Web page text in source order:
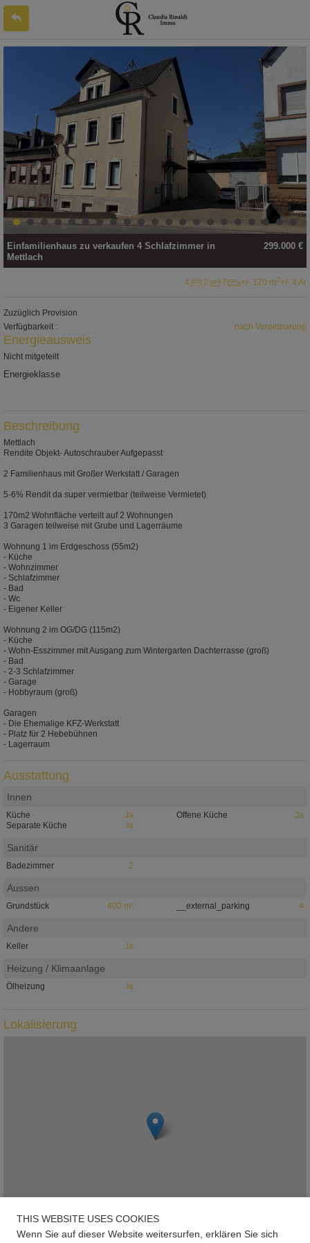
299.000 €
Einfamilienhaus zu verkaufen 4 Schlafzimmer in
Mettlach
4 2 7 +/- 170 m2+/- 4 Ar
Zuzüglich Provision
Verfügbarkeit :
nach Vereinbarung
Energieausweis
Nicht mitgeteilt
Energieklasse
Beschreibung
Mettlach
Rendite Objekt- Autoschrauber Aufgepasst
2 Familienhaus mit Großer Werkstatt / Garagen
5-6% Rendit da super vermietbar (teilweise Vermietet)
170m2 Wohnfläche verteilt auf 2 Wohnungen
3 Garagen teilweise mit Grube und Lagerräume
Wohnung 1 im Erdgeschoss (55m2)
- Küche
- Wohnzimmer
- Schlafzimmer
- Bad
- Wc
- Eigener Keller
Wohnung 2 im OG/DG (115m2)
- Küche
- Wohn-Esszimmer mit Ausgang zum Wintergarten Dachterrasse (groß)
- Bad
- 2-3 Schlafzimmer
- Garage
- Hobbyraum (groß)
Garagen
- Die Ehemalige KFZ-Werkstatt
- Platz für 2 Hebebühnen
- Lagerraum
Ausstattung
Innen
Küche Ja Offene Küche
Ja
Separate Küche
Ja
Sanitär
Badezimmer 2
Aussen
Grundstück 400 m² __external_parking 4
Andere
Keller Ja
Heizung / Klimaanlage
Ölheizung Ja
Lokalisierung
Leaflet
THIS WEBSITE USES COOKIES
Wenn Sie auf dieser Website weitersurfen, erklären Sie sich